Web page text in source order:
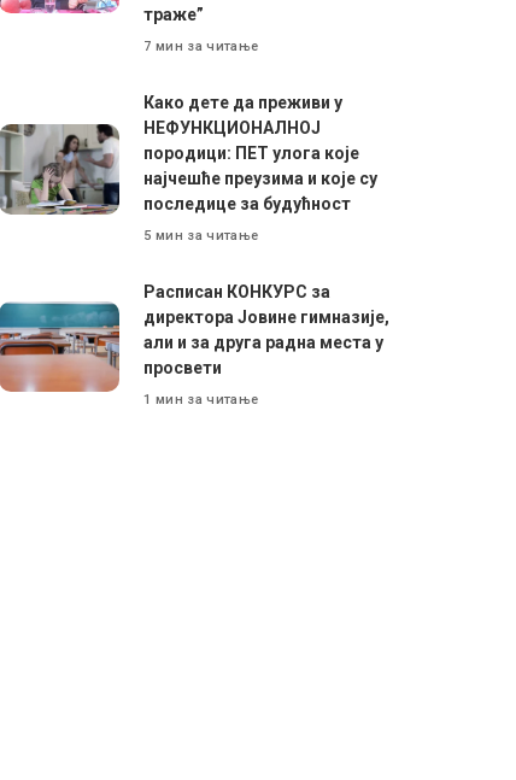
траже”
7 мин за читање
Како дете да преживи у
НЕФУНКЦИОНАЛНОЈ
породици: ПЕТ улога које
најчешће преузима и које су
последице за будућност
5 мин за читање
Расписан КОНКУРС за
директора Јовине гимназије,
али и за друга радна места у
просвети
1 мин за читање